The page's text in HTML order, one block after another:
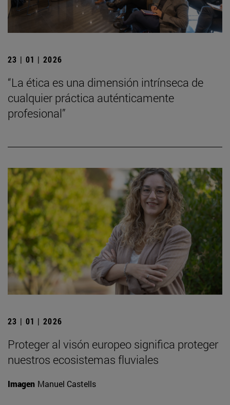
23 | 01 | 2026
“La ética es una dimensión intrínseca de
cualquier práctica auténticamente
profesional”
23 | 01 | 2026
Proteger al visón europeo significa proteger
nuestros ecosistemas fluviales
Imagen Manuel Castells